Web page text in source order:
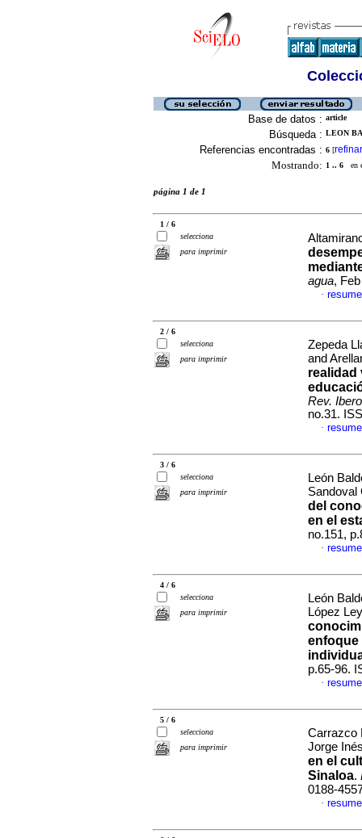
Base de datos : article
Búsqueda : LEON
Referencias encontradas : 6 [refinar
Mostrando: 1 .. 6 en
página 1 de 1
1 / 6
selecciona
para imprimir
agua,
·
2 / 6
selecciona
para imprimir
Zepeda
and
realidad
Rev.
no.31.
·
3 / 6
selecciona
para imprimir
León
Sandoval
del
en el
no.151,
·
4 / 6
selecciona
para imprimir
León
López
enfoque
p.65-96.
·
5 / 6
selecciona
para imprimir
Carrazco
Jorge
en el
Sinaloa.
0188-
·